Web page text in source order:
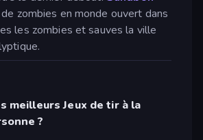
zombies en monde ouvert dans
les zombies et sauves la ville
meilleurs Jeux de tir à la
?